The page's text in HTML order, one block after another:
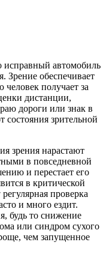
исправный автомобиль
Зрение обеспечивает
получает за
дистанции,
дороги или знак в
состояния зрительной
зрения нарастают
в повседневной
и перестает его
в критической
проверка
и много ездит.
будь то снижение
или синдром сухого
чем запущенное